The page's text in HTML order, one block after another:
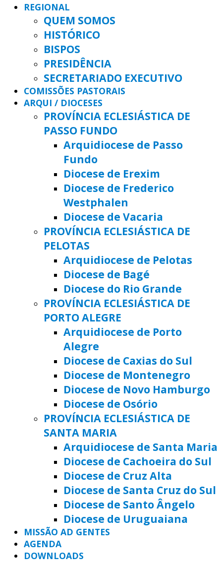
REGIONAL
QUEM SOMOS
HISTÓRICO
BISPOS
PRESIDÊNCIA
SECRETARIADO EXECUTIVO
COMISSÕES PASTORAIS
ARQUI / DIOCESES
PROVÍNCIA ECLESIÁSTICA DE
PASSO FUNDO
Arquidiocese de Passo
Fundo
Diocese de Erexim
Diocese de Frederico
Westphalen
Diocese de Vacaria
PROVÍNCIA ECLESIÁSTICA DE
PELOTAS
Arquidiocese de Pelotas
Diocese de Bagé
Diocese do Rio Grande
PROVÍNCIA ECLESIÁSTICA DE
PORTO ALEGRE
Arquidiocese de Porto
Alegre
Diocese de Caxias do Sul
Diocese de Montenegro
Diocese de Novo Hamburgo
Diocese de Osório
PROVÍNCIA ECLESIÁSTICA DE
SANTA MARIA
Arquidiocese de Santa Maria
Diocese de Cachoeira do Sul
Diocese de Cruz Alta
Diocese de Santa Cruz do Sul
Diocese de Santo Ângelo
Diocese de Uruguaiana
MISSÃO AD GENTES
AGENDA
DOWNLOADS